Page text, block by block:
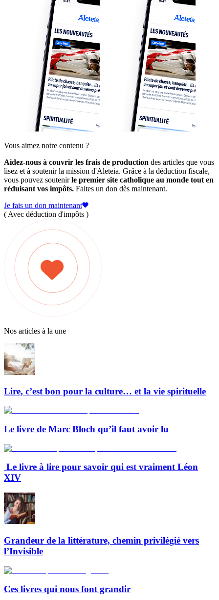
Vous aimez notre contenu ?
Aidez-nous à couvrir les frais de production des articles que vous
lisez et à soutenir la mission d'Aleteia. Grâce à la déduction fiscale,
vous pouvez soutenirle premier site catholique au monde tout en
réduisant vos impôts. Faites un don dès maintenant.
Je fais un don maintenant
( Avec déduction d'impôts )
Nos articles à la une
Lire, c’est bon pour la culture… et la vie spirituelle
Le livre de Marc Bloch qu’il faut avoir lu
Le livre à lire pour savoir qui est vraiment Léon
XIV
Grandeur de la littérature, chemin privilégié vers
l’Invisible
Ces livres qui nous font grandir